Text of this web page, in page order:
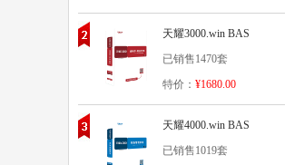
天耀3000.win BAS
已销售1470套
特价： ¥1680.00
天耀4000.win BAS
已销售1019套